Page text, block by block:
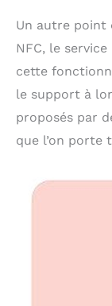
Un autre point
NFC, le
cette
le support à
proposés par
que l’on porte